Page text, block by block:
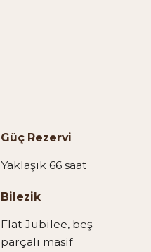
Güç Rezervi
Yaklaşık 66 saat
Bilezik
Flat Jubilee, beş
parçalı masif